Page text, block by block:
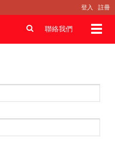
登入 註冊
聯絡我們